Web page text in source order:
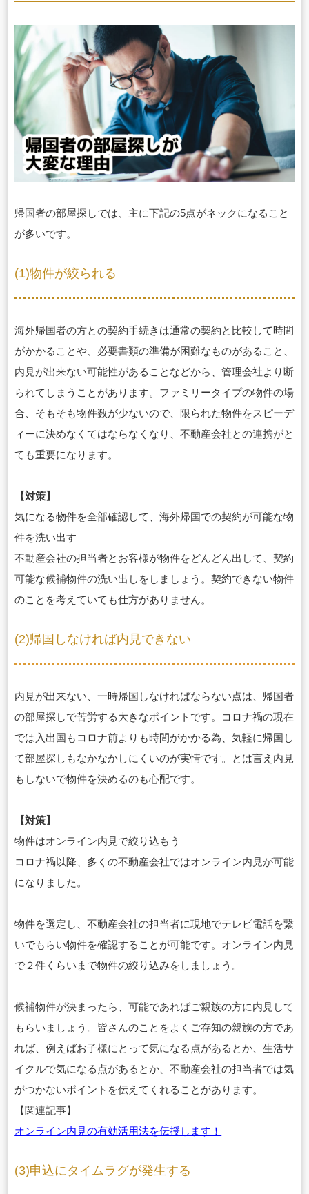
帰国者の部屋探しでは 、主に下記の5点がネックになること
が多いです。
(1)物件が絞られる
海外帰国者の方との契約手続きは通常の契約と比較して時間
がかかることや、必要書類の準備が困難なものがあること、
内見が出来ない可能性があることなどから、管理会社より断
られてしまうことがあります。ファミリータイプの物件の場
合、そもそも物件数が少ないので、限られた物件をスピーデ
ィーに決めなくてはならなくなり、不動産会社との連携がと
ても重要になります。
【対策】
気になる物件を全部確認して、海外帰国での契約が可能な物
件を洗い出す
不動産会社の担当者とお客様が物件をどんどん出して、契約
可能な候補物件の洗い出しをしましょう。契約できない物件
のことを考えていても仕方がありません。
(2)帰国しなければ内見できない
内見が出来ない、一時帰国しなければならない点は、帰国者
の部屋探しで苦労する大きなポイントです。コロナ禍の現在
では入出国もコロナ前よりも時間がかかる為、気軽に帰国し
て部屋探しもなかなかしにくいのが実情です。とは言え内見
もしないで物件を決めるのも心配です。
【対策】
物件はオンライン内見で絞り込もう
コロナ禍以降、多くの不動産会社ではオンライン内見が可能
になりました。
物件を選定し、不動産会社の担当者に現地でテレビ電話を繋
いでもらい物件を確認することが可能です。オンライン内見
で２件くらいまで物件の絞り込みをしましょう。
候補物件が決まったら、可能であればご親族の方に内見して
もらいましょう。皆さんのことをよくご存知の親族の方であ
れば、例えばお子様にとって気になる点があるとか、生活サ
イクルで気になる点があるとか、不動産会社の担当者では気
がつかないポイントを伝えてくれることがあります。
【関連記事】
オンライン内見の有効活用法を伝授します！
(3)申込にタイムラグが発生する